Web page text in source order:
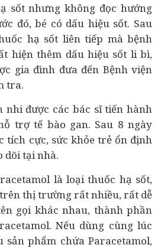
sốt nhưng không đọc hướng
đó, bé có dấu hiệu sốt. Sau
hạ sốt liên tiếp mà bệnh
hiện thêm dấu hiệu sốt li bì,
gia đình đưa đến Bệnh viện
tra.
nhi được các bác sĩ tiến hành
trợ tế bào gan. Sau 8 ngày
tích cực, sức khỏe trẻ ổn định
dõi tại nhà.
là loại thuốc hạ sốt,
thị trường rất nhiều, rất dễ
gọi khác nhau, thành phần
Nếu dùng cùng lúc
sản phẩm chứa Paracetamol,